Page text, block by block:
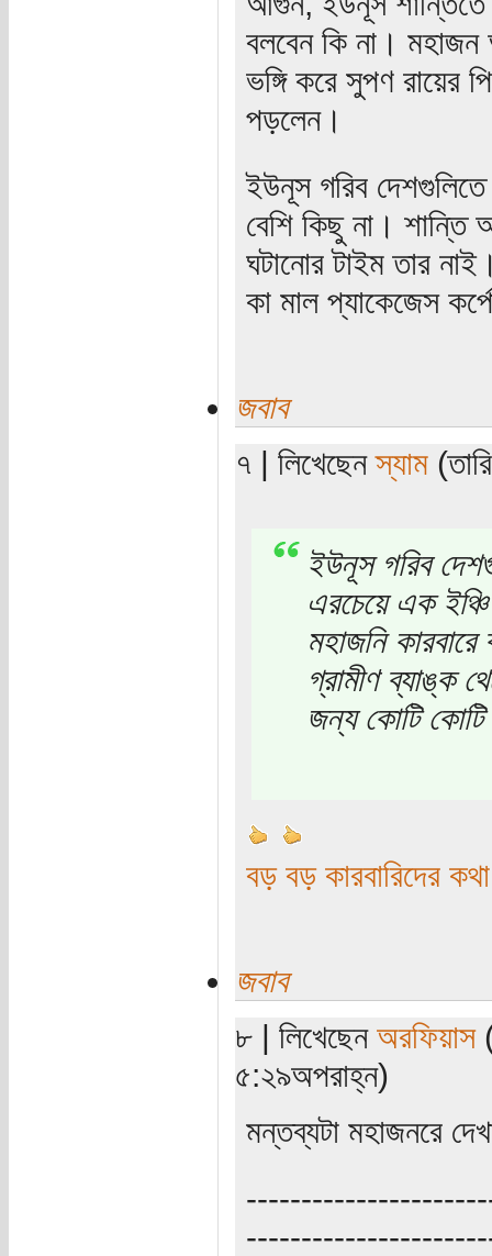
বলবেন কি না। মহাজন
ভঙ্গি করে সুপণ রায়ের
পড়লেন।
ইউনূস গরিব দেশগুলিতে
বেশি কিছু না। শান্তি
ঘটানোর টাইম তার
কা মাল প্যাকেজেস
জবাব
৭ | লিখেছেনস্যাম
ইউনূস গরিব
এরচেয়ে এক
মহাজনি
গ্রামীণ ব্যাঙ্ক
জন্য কোটি কোটি
বড় বড় কারবারিদের
জবাব
৮ | লিখেছেন অরফিয়াস
৫:২৯অপরাহ্ন)
মন্তব্যটা মহাজনরে